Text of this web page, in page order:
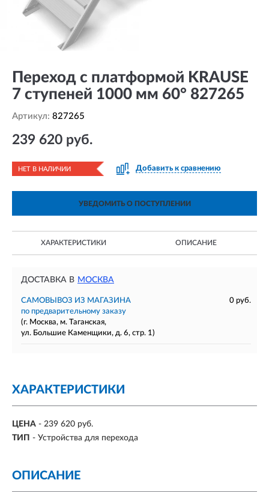
Переход с платформой KRAUSE
7 ступеней 1000 мм 60° 827265
Артикул: 827265
239 620 руб.
НЕТ В НАЛИЧИИ Добавить к сравнению
УВЕДОМИТЬ О ПОСТУПЛЕНИИ
ХАРАКТЕРИСТИКИ ОПИСАНИЕ
ДОСТАВКА В МОСКВА
САМОВЫВОЗ ИЗ МАГАЗИНА
0 руб.
по предварительному заказу
(г. Москва, м. Таганская,
ул. Большие Каменщики, д. 6, стр. 1)
ХАРАКТЕРИСТИКИ
ЦЕНА - 239 620 руб.
ТИП - Устройства для перехода
ОПИСАНИЕ